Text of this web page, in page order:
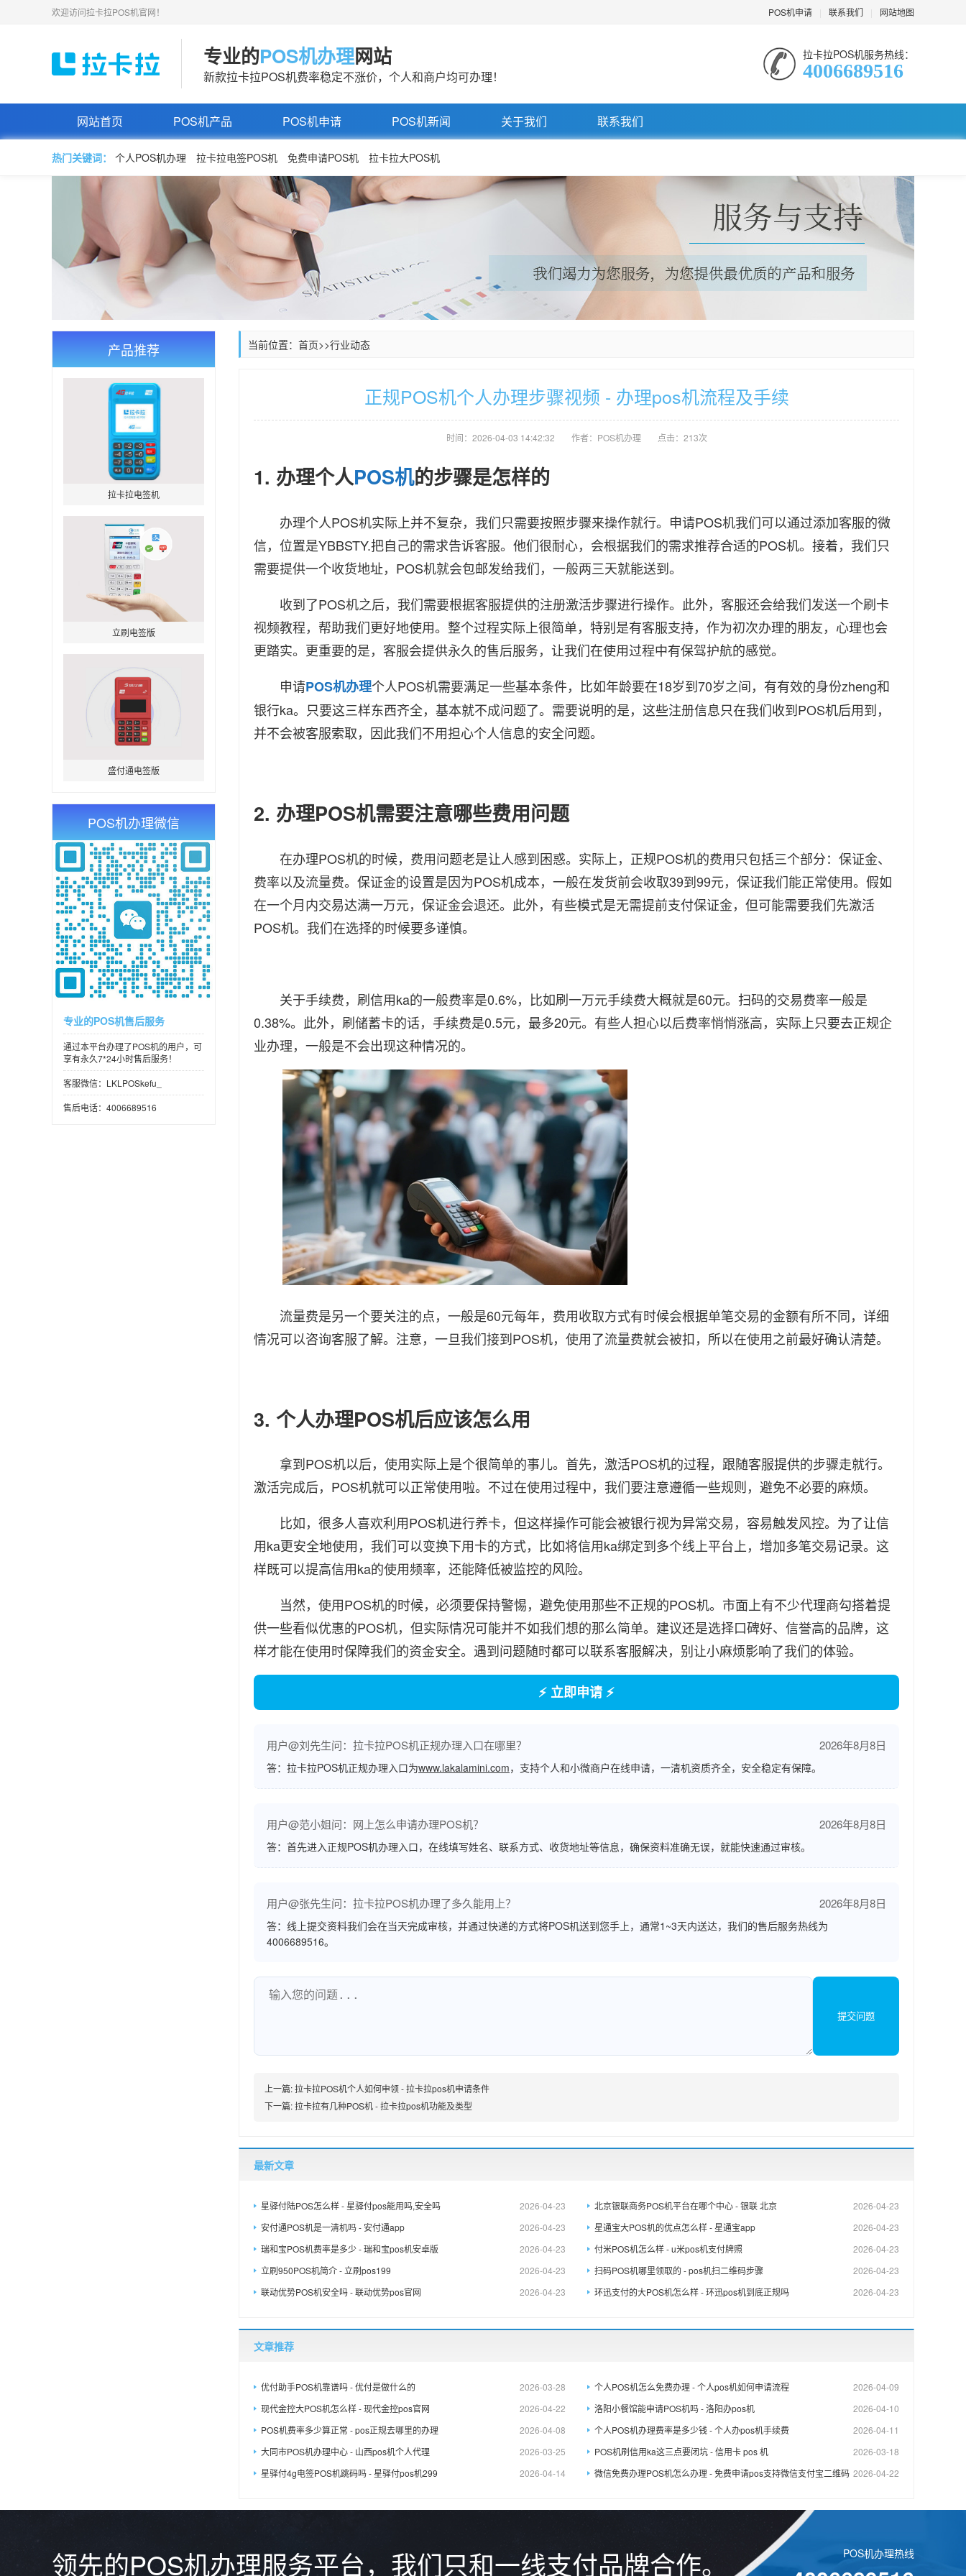
POS机申请 联系我们 网站地图
欢迎访问拉卡拉POS机官网！
专业的POS机办理网站
新款拉卡拉POS机费率稳定不涨价，个人和商户均可办理！
拉卡拉POS机服务热线：
4006689516
网站首页 POS机产品 POS机申请 POS机新闻 关于我们 联系我们
热门关键词： 个人POS机办理 拉卡拉电签POS机 免费申请POS机 拉卡拉大POS机
产品推荐
拉卡拉电签机
立刷电签版
盛付通电签版
POS机办理微信
专业的POS机售后服务
通过本平台办理了POS机的用户，可
享有永久7*24小时售后服务！
客服微信：LKLPOSkefu_
售后电话：4006689516
当前位置： 首页>>行业动态
正规POS机个人办理步骤视频 - 办理pos机流程及手续
时间：2026-04-03 14:42:32 作者：POS机办理 点击：213次
1. 办理个人POS机的步骤是怎样的
办理个人POS机实际上并不复杂，我们只需要按照步骤来操作就行。申请POS机我们可以通过添加客服的微
信，位置是YBBSTY.把自己的需求告诉客服。他们很耐心，会根据我们的需求推荐合适的POS机。接着，我们只
需要提供一个收货地址，POS机就会包邮发给我们，一般两三天就能送到。
收到了POS机之后，我们需要根据客服提供的注册激活步骤进行操作。此外，客服还会给我们发送一个刷卡
视频教程，帮助我们更好地使用。整个过程实际上很简单，特别是有客服支持，作为初次办理的朋友，心理也会
更踏实。更重要的是，客服会提供永久的售后服务，让我们在使用过程中有保驾护航的感觉。
申请POS机办理个人POS机需要满足一些基本条件，比如年龄要在18岁到70岁之间，有有效的身份zheng和
银行ka。只要这三样东西齐全，基本就不成问题了。需要说明的是，这些注册信息只在我们收到POS机后用到，
并不会被客服索取，因此我们不用担心个人信息的安全问题。
2. 办理POS机需要注意哪些费用问题
在办理POS机的时候，费用问题老是让人感到困惑。实际上，正规POS机的费用只包括三个部分：保证金、
费率以及流量费。保证金的设置是因为POS机成本，一般在发货前会收取39到99元，保证我们能正常使用。假如
在一个月内交易达满一万元，保证金会退还。此外，有些模式是无需提前支付保证金，但可能需要我们先激活
POS机。我们在选择的时候要多谨慎。
关于手续费，刷信用ka的一般费率是0.6%，比如刷一万元手续费大概就是60元。扫码的交易费率一般是
0.38%。此外，刷储蓄卡的话，手续费是0.5元，最多20元。有些人担心以后费率悄悄涨高，实际上只要去正规企
业办理，一般是不会出现这种情况的。
流量费是另一个要关注的点，一般是60元每年，费用收取方式有时候会根据单笔交易的金额有所不同，详细
情况可以咨询客服了解。注意，一旦我们接到POS机，使用了流量费就会被扣，所以在使用之前最好确认清楚。
3. 个人办理POS机后应该怎么用
拿到POS机以后，使用实际上是个很简单的事儿。首先，激活POS机的过程，跟随客服提供的步骤走就行。
激活完成后，POS机就可以正常使用啦。不过在使用过程中，我们要注意遵循一些规则，避免不必要的麻烦。
比如，很多人喜欢利用POS机进行养卡，但这样操作可能会被银行视为异常交易，容易触发风控。为了让信
用ka更安全地使用，我们可以变换下用卡的方式，比如将信用ka绑定到多个线上平台上，增加多笔交易记录。这
样既可以提高信用ka的使用频率，还能降低被监控的风险。
当然，使用POS机的时候，必须要保持警惕，避免使用那些不正规的POS机。市面上有不少代理商勾搭着提
供一些看似优惠的POS机，但实际情况可能并不如我们想的那么简单。建议还是选择口碑好、信誉高的品牌，这
样才能在使用时保障我们的资金安全。遇到问题随时都可以联系客服解决，别让小麻烦影响了我们的体验。
⚡ 立即申请 ⚡
用户@刘先生问：拉卡拉POS机正规办理入口在哪里？ 2026年8月8日
答：拉卡拉POS机正规办理入口为www.lakalamini.com，支持个人和小微商户在线申请，一清机资质齐全，安全稳定有保障。
用户@范小姐问：网上怎么申请办理POS机？ 2026年8月8日
答：首先进入正规POS机办理入口，在线填写姓名、联系方式、收货地址等信息，确保资料准确无误，就能快速通过审核。
用户@张先生问：拉卡拉POS机办理了多久能用上？ 2026年8月8日
答：线上提交资料我们会在当天完成审核，并通过快递的方式将POS机送到您手上，通常1~3天内送达，我们的售后服务热线为
4006689516。
提交问题
上一篇:拉卡拉POS机个人如何申领 - 拉卡拉pos机申请条件
下一篇:拉卡拉有几种POS机 - 拉卡拉pos机功能及类型
最新文章
2026-04-23
星驿付陆POS怎么样 - 星驿付pos能用吗,安全吗 2026-04-23
北京银联商务POS机平台在哪个中心 - 银联 北京
2026-04-23
安付通POS机是一清机吗 - 安付通app 2026-04-23
星通宝大POS机的优点怎么样 - 星通宝app
2026-04-23
瑞和宝POS机费率是多少 - 瑞和宝pos机安卓版 2026-04-23
付米POS机怎么样 - u米pos机支付牌照
2026-04-23
立刷950POS机简介 - 立刷pos199 2026-04-23
扫码POS机哪里领取的 - pos机扫二维码步骤
2026-04-23
联动优势POS机安全吗 - 联动优势pos官网 2026-04-23
环迅支付的大POS机怎么样 - 环迅pos机到底正规吗
文章推荐
2026-03-28
优付助手POS机靠谱吗 - 优付是做什么的 2026-04-09
个人POS机怎么免费办理 - 个人pos机如何申请流程
2026-04-22
现代金控大POS机怎么样 - 现代金控pos官网 2026-04-10
洛阳小餐馆能申请POS机吗 - 洛阳办pos机
2026-04-08
POS机费率多少算正常 - pos正规去哪里的办理 2026-04-11
个人POS机办理费率是多少钱 - 个人办pos机手续费
2026-03-25
大同市POS机办理中心 - 山西pos机个人代理 2026-03-18
POS机刷信用ka这三点要闭坑 - 信用卡 pos 机
2026-04-14
星驿付4g电签POS机跳码吗 - 星驿付pos机299 2026-04-22
微信免费办理POS机怎么办理 - 免费申请pos支持微信支付宝二维码
领先的POS机办理服务平台，我们只和一线支付品牌合作。 POS机办理热线